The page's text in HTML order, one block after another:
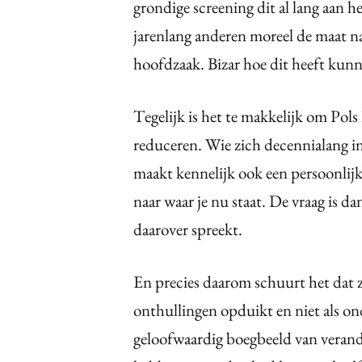
grondige screening dit al lang aan
jarenlang anderen moreel de maat
hoofdzaak. Bizar hoe dit heeft
Tegelijk is het te makkelijk om
reduceren. Wie zich decennialang
maakt kennelijk ook een
naar waar je nu staat. De vraag is
daarover spreekt.
En precies daarom schuurt het dat
onthullingen opduikt en niet als
geloofwaardig boegbeeld van